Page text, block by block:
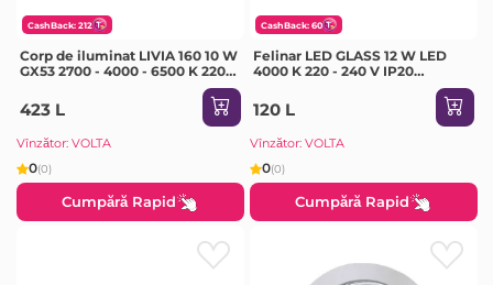
CashBack: 212
Corp de iluminat LIVIA 160 10 W
GX53 2700 - 4000 - 6500 K 220 -
423 L
Vînzător: VOLTA
0(0)
Cumpără Rapid
CashBack: 60
Felinar LED GLASS 12 W LED
4000 K 220 - 240 V IP20
120 L
Vînzător: VOLTA
0(0)
Cumpără Rapid